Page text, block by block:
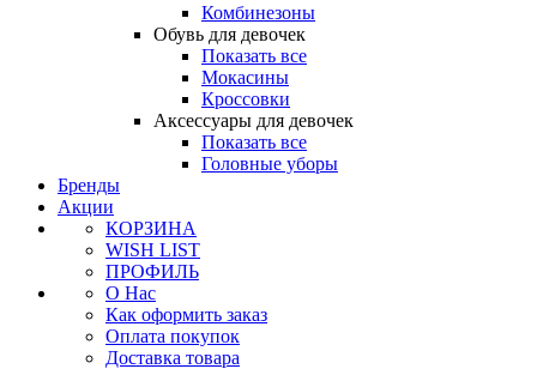
Комбинезоны
Обувь для девочек
Показать все
Мокасины
Кроссовки
Аксессуары для девочек
Показать все
Головные уборы
Бренды
Акции
КОРЗИНА
WISH LIST
ПРОФИЛЬ
О Нас
Как оформить заказ
Оплата покупок
Доставка товара